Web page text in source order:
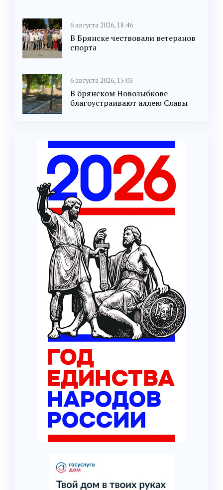
6 августа 2026, 18:46
В Брянске чествовали ветеранов
спорта
6 августа 2026, 15:03
В брянском Новозыбкове
благоустраивают аллею Славы